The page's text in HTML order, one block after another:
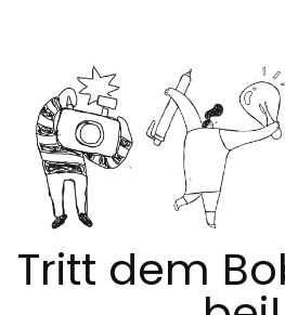
Tritt dem